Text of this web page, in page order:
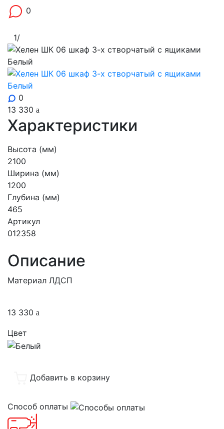
0
1/
0
13 330
Характеристики
Высота (мм)
2100
Ширина (мм)
1200
Глубина (мм)
465
Артикул
012358
Описание
Материал ЛДСП
13 330
Цвет
Добавить в корзину
Способ оплаты